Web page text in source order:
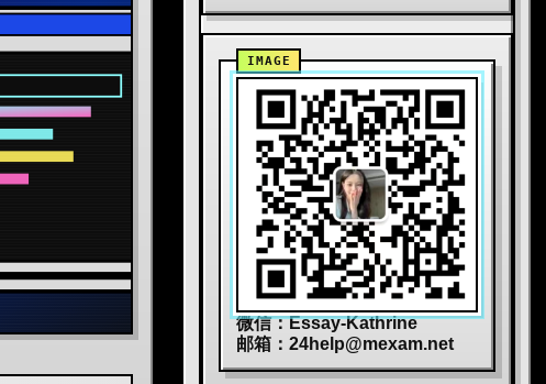
微信：Essay-Kathrine
邮箱： 24help@mexam.net